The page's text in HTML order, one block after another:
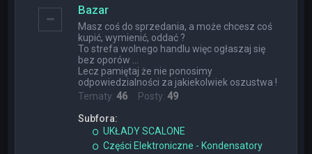
Bazar
Masz coś do sprzedania, a może chcesz coś
kupić, wymienić, oddać ?
To strefa wolnego handlu więc ogłaszaj się
bez oporów ...
Lecz pamiętaj że nie ponosimy
odpowiedzialności za jakiekolwiek oszustwa !
Tematy:46 Posty:49
Subfora:
UKŁADY SCALONE
Części Elektroniczne - Kondensatory